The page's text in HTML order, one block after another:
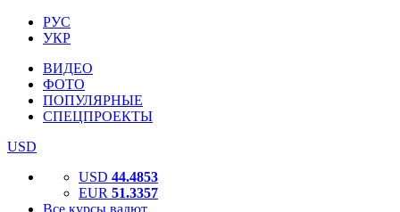
РУС
УКР
ВИДЕО
ФОТО
ПОПУЛЯРНЫЕ
СПЕЦПРОЕКТЫ
USD
USD 44.4853
EUR 51.3357
Все курсы валют